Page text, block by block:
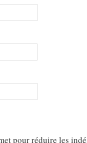
pour réduire les